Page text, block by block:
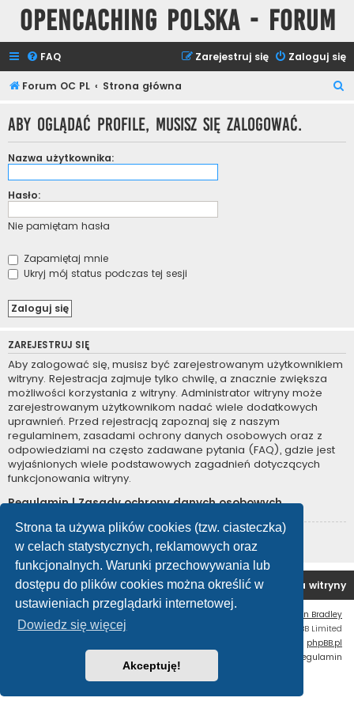
Strona ta używa plików cookies (tzw. ciasteczka)
w celach statystycznych, reklamowych oraz
funkcjonalnych. Warunki przechowywania lub
dostępu do plików cookies można określić w
ustawieniach przeglądarki internetowej.
Dowiedz się więcej
Akceptuję!
Opencaching Polska - Forum
FAQ Zaloguj się
Zarejestruj się
Forum OC PL Strona główna
k
Aby oglądać profile, musisz się zalogować.
Nazwa użytkownika:
Hasło:
Nie pamiętam hasła
Zapamiętaj mnie
Ukryj mój status podczas tej sesji
ZAREJESTRUJ SIĘ
Aby zalogować się, musisz być zarejestrowanym użytkownikiem
witryny. Rejestracja zajmuje tylko chwilę, a znacznie zwiększa
możliwości korzystania z witryny. Administrator witryny może
zarejestrowanym użytkownikom nadać wiele dodatkowych
uprawnień. Przed rejestracją zapoznaj się z naszym
regulaminem, zasadami ochrony danych osobowych oraz z
odpowiedziami na często zadawane pytania (FAQ), gdzie jest
wyjaśnionych wiele podstawowych zagadnień dotyczących
funkcjonowania witryny.
Regulamin|Zasady ochrony danych osobowych
Zarejestruj się
Forum OC PL Strona główna Usuń ciasteczka witryny
Ian Bradley
Technologię dostarcza
® Forum Software © phpBB Limited
phpBB.pl
Regulamin